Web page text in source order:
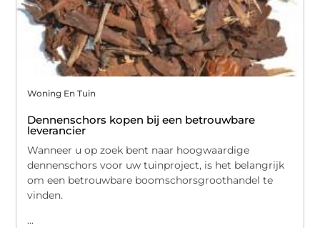
Woning En Tuin
Dennenschors kopen bij een betrouwbare
leverancier
Wanneer u op zoek bent naar hoogwaardige
dennenschors voor uw tuinproject, is het belangrijk
om een betrouwbare boomschorsgroothandel te
vinden.
...